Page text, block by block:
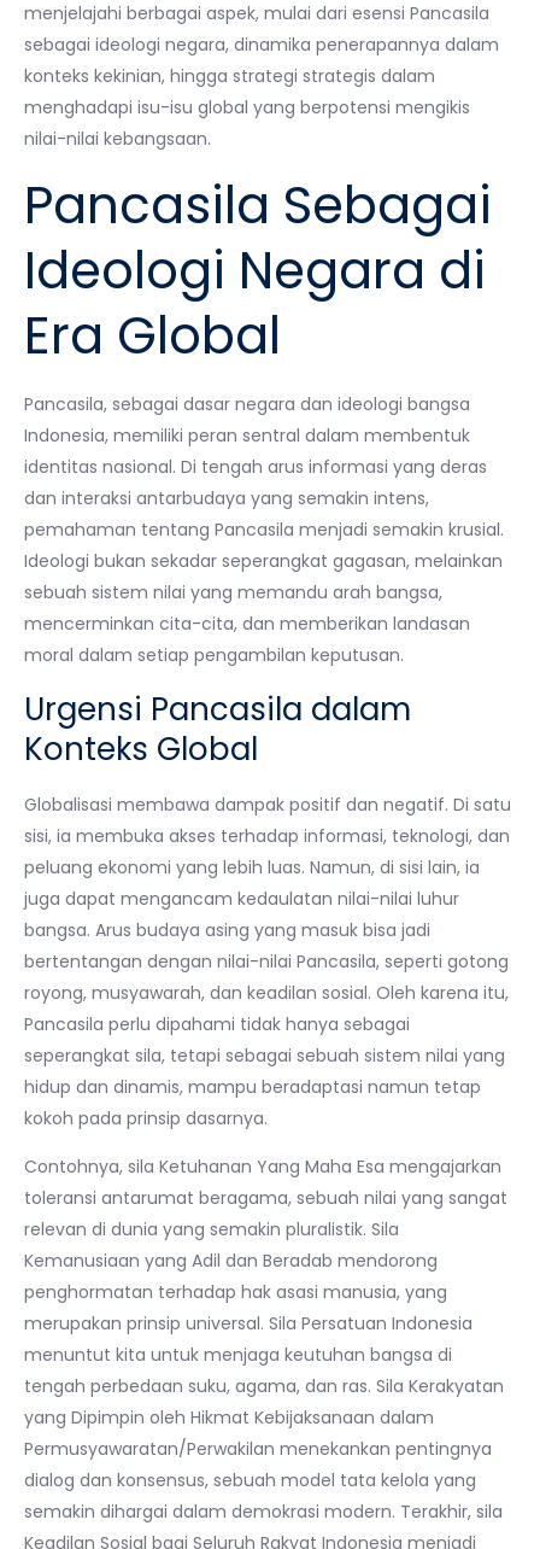
menjelajahi berbagai aspek, mulai dari esensi Pancasila
sebagai ideologi negara, dinamika penerapannya dalam
konteks kekinian, hingga strategi strategis dalam
menghadapi isu-isu global yang berpotensi mengikis
nilai-nilai kebangsaan.
Pancasila Sebagai
Ideologi Negara di
Era Global
Pancasila, sebagai dasar negara dan ideologi bangsa
Indonesia, memiliki peran sentral dalam membentuk
identitas nasional. Di tengah arus informasi yang deras
dan interaksi antarbudaya yang semakin intens,
pemahaman tentang Pancasila menjadi semakin krusial.
Ideologi bukan sekadar seperangkat gagasan, melainkan
sebuah sistem nilai yang memandu arah bangsa,
mencerminkan cita-cita, dan memberikan landasan
moral dalam setiap pengambilan keputusan.
Urgensi Pancasila dalam
Konteks Global
Globalisasi membawa dampak positif dan negatif. Di satu
sisi, ia membuka akses terhadap informasi, teknologi, dan
peluang ekonomi yang lebih luas. Namun, di sisi lain, ia
juga dapat mengancam kedaulatan nilai-nilai luhur
bangsa. Arus budaya asing yang masuk bisa jadi
bertentangan dengan nilai-nilai Pancasila, seperti gotong
royong, musyawarah, dan keadilan sosial. Oleh karena itu,
Pancasila perlu dipahami tidak hanya sebagai
seperangkat sila, tetapi sebagai sebuah sistem nilai yang
hidup dan dinamis, mampu beradaptasi namun tetap
kokoh pada prinsip dasarnya.
Contohnya, sila Ketuhanan Yang Maha Esa mengajarkan
toleransi antarumat beragama, sebuah nilai yang sangat
relevan di dunia yang semakin pluralistik. Sila
Kemanusiaan yang Adil dan Beradab mendorong
penghormatan terhadap hak asasi manusia, yang
merupakan prinsip universal. Sila Persatuan Indonesia
menuntut kita untuk menjaga keutuhan bangsa di
tengah perbedaan suku, agama, dan ras. Sila Kerakyatan
yang Dipimpin oleh Hikmat Kebijaksanaan dalam
Permusyawaratan/Perwakilan menekankan pentingnya
dialog dan konsensus, sebuah model tata kelola yang
semakin dihargai dalam demokrasi modern. Terakhir, sila
Keadilan Sosial bagi Seluruh Rakyat Indonesia menjadi